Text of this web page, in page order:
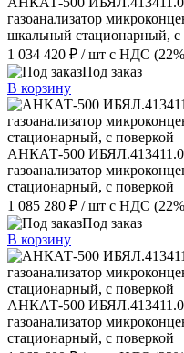
газоанализатор
шкальный стационарный, с
1 034 420 ₽ / шт с НДС
Под заказ
В корзину
АНКАТ-500
газоанализатор
стационарный, с поверкой
1 085 280 ₽ / шт с НДС
Под заказ
В корзину
АНКАТ-500
газоанализатор
стационарный, с поверкой